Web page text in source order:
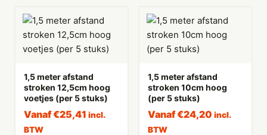
1,5 meter afstand
stroken 12,5cm hoog
voetjes (per 5 stuks)
Vanaf€25,41 incl.
BTW
1,5 meter afstand
stroken 10cm hoog
(per 5 stuks)
Vanaf€24,20 incl.
BTW